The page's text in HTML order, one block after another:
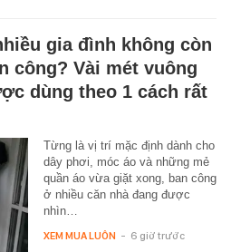
gia đình không còn
công? Vài mét vuông
dùng theo 1 cách rất
Từng là vị trí mặc định dành cho
dây phơi, móc áo và những mẻ
quần áo vừa giặt xong, ban công
ở nhiều căn nhà đang được
nhìn…
XEM MUA LUÔN - 6 giờ trước